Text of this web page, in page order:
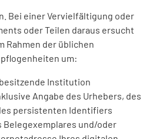
Bei einer Vervielfältigung oder
oder Teilen daraus ersucht
Rahmen der üblichen
um:
Institution
Angabe des Urhebers, des
persistenten Identifiers
Belegexemplares und/oder